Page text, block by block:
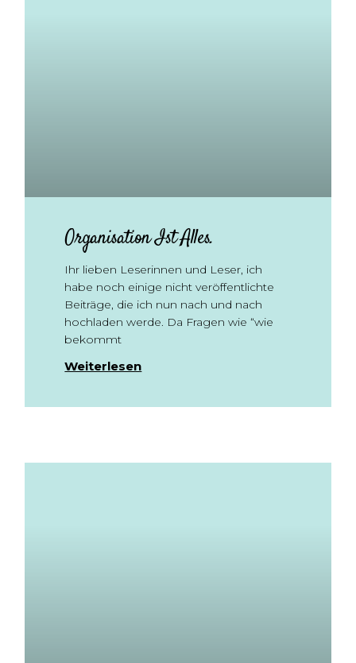
Organisation Ist Alles.
Ihr lieben Leserinnen und Leser, ich
habe noch einige nicht veröffentlichte
Beiträge, die ich nun nach und nach
hochladen werde. Da Fragen wie “wie
bekommt
Weiterlesen